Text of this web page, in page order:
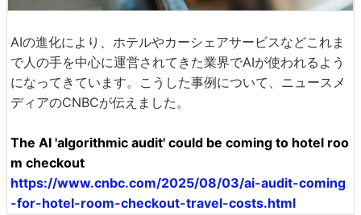
AIの進化により、ホテルやカーシェアサービスなどこれま
で人の手を中心に運営されてきた業界でAIが使われるよう
になってきています。こうした事例について、ニュースメ
ディアのCNBCが伝えました。
The AI 'algorithmic audit' could be coming to hotel roo
m checkout
https://www.cnbc.com/2025/08/03/ai-audit-coming
-for-hotel-room-checkout-travel-costs.html